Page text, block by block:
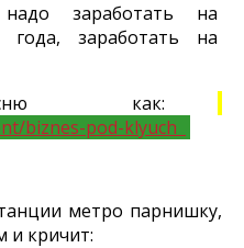
заработать на
заработать на
как:
biznes-pod-klyuch
метро парнишку,
и кричит: